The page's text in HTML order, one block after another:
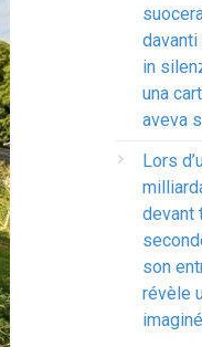
in
una
aveva
Lors
devant
son
révèle